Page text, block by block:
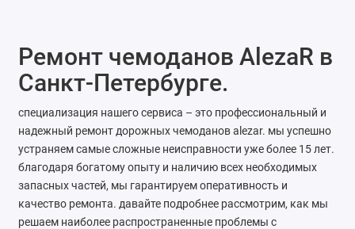
Заправка картриджей
Изготовление ключей
Пульты для ворот и шлагбаумов
Ремонт чемоданов
Ателье
Ремонт чемоданов AlezaR в
Санкт-Петербурге.
специализация нашего сервиса – это профессиональный и
надежный ремонт дорожных чемоданов alezar. мы успешно
устраняем самые сложные неисправности уже более 15 лет.
благодаря богатому опыту и наличию всех необходимых
запасных частей, мы гарантируем оперативность и
качество ремонта. давайте подробнее рассмотрим, как мы
решаем наиболее распространенные проблемы с